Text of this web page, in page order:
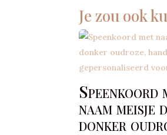
Je zou ook
Speenkoord
naam meisje
donker